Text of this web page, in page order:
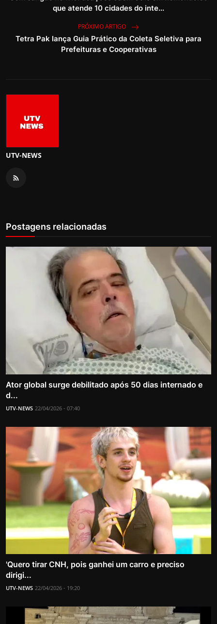
que atende 10 cidades do inte...
PRÓXIMO ARTIGO
Tetra Pak lança Guia Prático da Coleta Seletiva para
Prefeituras e Cooperativas
UTV-NEWS
Postagens relacionadas
Ator global surge debilitado após 50 dias internado e
d...
UTV-NEWS 22/04/2026 - 07:40
'Quero tirar CNH, pois ganhei um carro e preciso
dirigi...
UTV-NEWS 22/04/2026 - 19:20